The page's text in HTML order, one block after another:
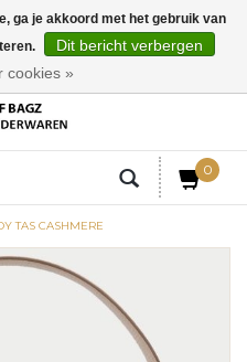
0
TAS CASHMERE
ga je akkoord met het gebruik van
Dit bericht verbergen
cookies »